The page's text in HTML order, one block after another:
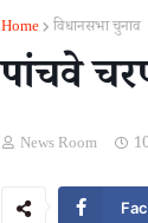
Home विधानसभा चुनाव
पांचवे
News Room